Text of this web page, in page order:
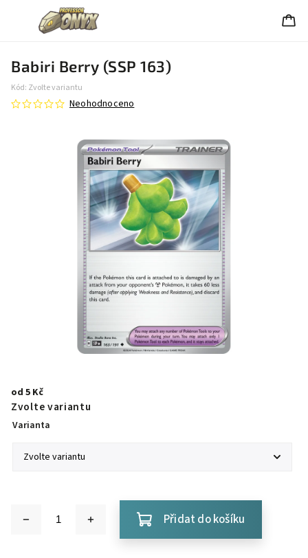
Babiri Berry (SSP 163)
Kód: Zvolte variantu
Neohodnoceno
od 5 Kč
Zvolte variantu
Varianta
Přidat do košíku